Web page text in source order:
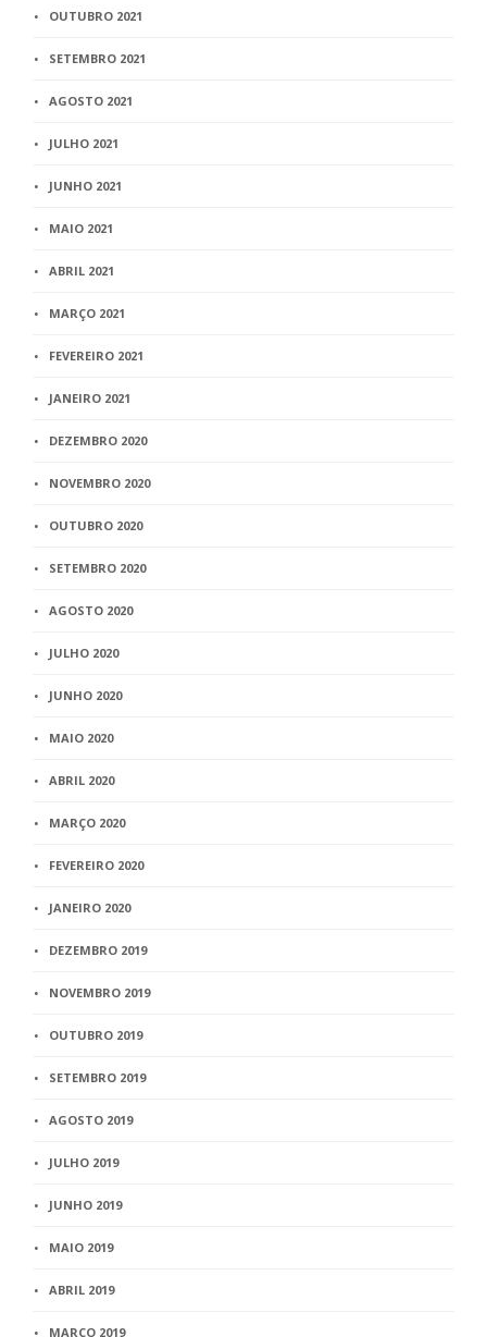
OUTUBRO 2021
SETEMBRO 2021
AGOSTO 2021
JULHO 2021
JUNHO 2021
MAIO 2021
ABRIL 2021
MARÇO 2021
FEVEREIRO 2021
JANEIRO 2021
DEZEMBRO 2020
NOVEMBRO 2020
OUTUBRO 2020
SETEMBRO 2020
AGOSTO 2020
JULHO 2020
JUNHO 2020
MAIO 2020
ABRIL 2020
MARÇO 2020
FEVEREIRO 2020
JANEIRO 2020
DEZEMBRO 2019
NOVEMBRO 2019
OUTUBRO 2019
SETEMBRO 2019
AGOSTO 2019
JULHO 2019
JUNHO 2019
MAIO 2019
ABRIL 2019
MARÇO 2019